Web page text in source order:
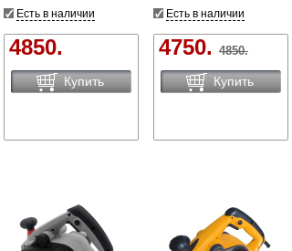
Есть в наличии
4850.
Купить
Есть в наличии
4750. 4850.
Купить